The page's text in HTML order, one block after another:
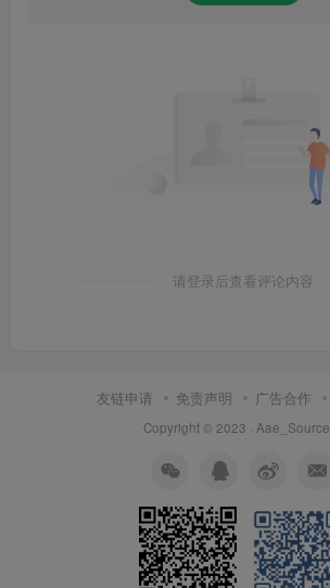
请登录后查看评论内容
友链申请 免责声明 广告合作
Copyright © 2023 · Aae_Source